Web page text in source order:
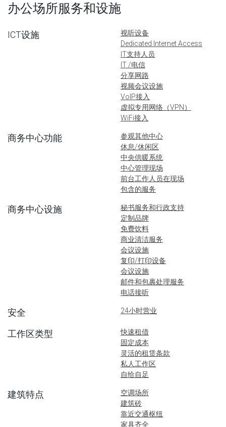
办公场所服务和设施
ICT设施
视听设备
Dedicated Internet Access
IT支持人员
IT /电信
分享网路
视频会议设施
VoIP接入
虚拟专用网络（VPN）
WiFi接入
商务中心功能
参观其他中心
休息/休闲区
中央供暖系统
中心管理现场
前台工作人员在现场
包含的服务
商务中心设施
秘书服务和行政支持
定制品牌
免费饮料
商业清洁服务
会议设施
复印/打印设备
会议设施
邮件和包裹处理服务
电话接听
安全 24小时营业
工作区类型
快速租借
固定成本
灵活的租赁条款
私人工作区
自给自足
建筑特点
空调场所
建筑砖
靠近交通枢纽
家具齐全